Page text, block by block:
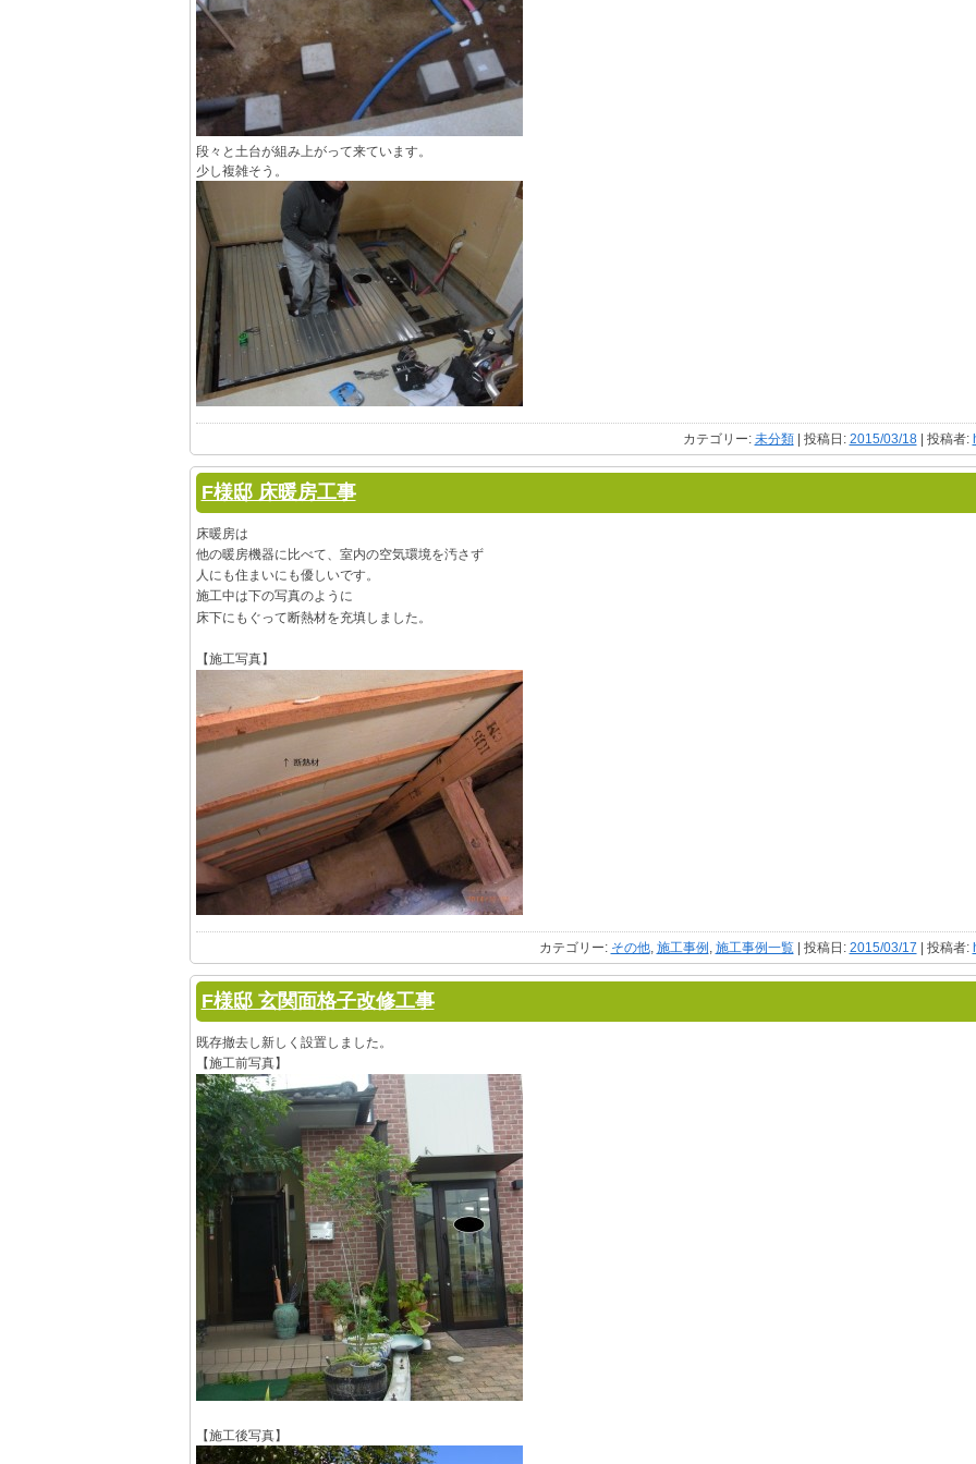
段々と土台が組み上がって来ています。
少し複雑そう。
カテゴリー: 未分類| 投稿日: 2015/03/18| 投稿者:
F様邸 床暖房工事
床暖房は
他の暖房機器に比べて、 室内の空気環境を汚さず
人にも住まいにも優しいです。
施工中は下の写真のように
床下にもぐって断熱材を充填しました。
【施工写真】
カテゴリー: その他, 施工事例 , 施工事例一覧| 投稿日: 2015/03/17 投稿者:
F様邸 玄関面格子改修工事
既存撤去し新しく設置しました。
【施工前写真】
【施工後写真】